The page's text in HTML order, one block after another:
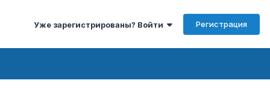
Уже зарегистрированы? Войти Регистрация